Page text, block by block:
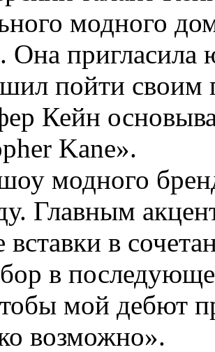
модного
Она пригласила
пойти своим
Кейн
Kane».
модного
Главным
вставки в
в
мой дебют
возможно».